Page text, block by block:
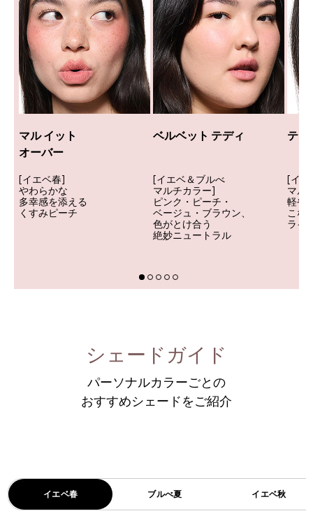
マル イット
オーバー
[イエベ春]
やわらかな
多幸感を添える
くすみピーチ
ベルベット テディ
[イエベ＆ブルべ
マルチカラー]
ピンク・ピーチ・
ベージュ・ブラウン、
色がとけ合う
絶妙ニュートラル
テイ
[イ
マル
軽や
こな
ライ
シェードガイド
パーソナルカラーごとの
おすすめシェードをご紹介
イエベ春 ブルべ夏 イエベ秋